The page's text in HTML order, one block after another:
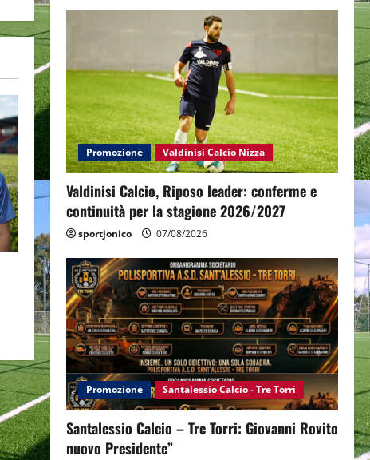
Promozione Valdinisi Calcio Nizza
Valdinisi Calcio, Riposo leader: conferme e
continuità per la stagione 2026/2027
sportjonico 07/08/2026
Promozione Santalessio Calcio - Tre Torri
Santalessio Calcio – Tre Torri: Giovanni Rovito
nuovo Presidente”